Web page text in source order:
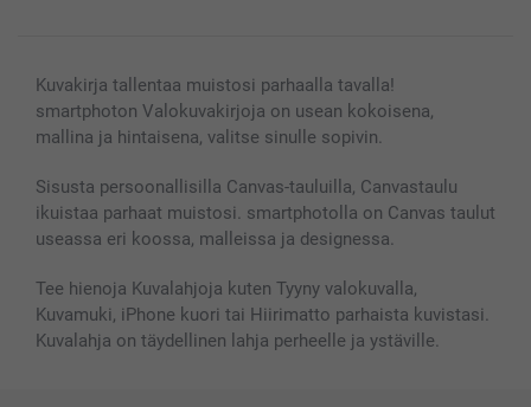
Kuvakirja tallentaa muistosi parhaalla tavalla!
smartphoton Valokuvakirjoja on usean kokoisena,
mallina ja hintaisena, valitse sinulle sopivin.
Sisusta persoonallisilla Canvas-tauluilla, Canvastaulu
ikuistaa parhaat muistosi. smartphotolla on Canvas taulut
useassa eri koossa, malleissa ja designessa.
Tee hienoja Kuvalahjoja kuten Tyyny valokuvalla,
Kuvamuki, iPhone kuori tai Hiirimatto parhaista kuvistasi.
Kuvalahja on täydellinen lahja perheelle ja ystäville.